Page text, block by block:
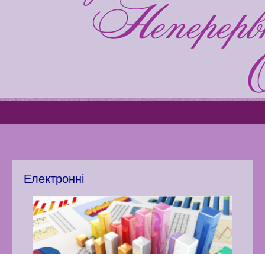
Latter match class
Swimming Lessons at New
Pool
Kiddie
Електронні